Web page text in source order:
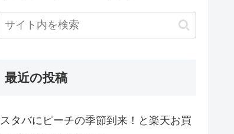
最近の投稿
スタバにピーチの季節到来！と楽天お買